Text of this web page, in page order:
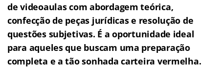
de videoaulas com abordagem teórica,
confecção de peças jurídicas e resolução de
questões subjetivas. É a oportunidade ideal
para aqueles que buscam uma preparação
completa e a tão sonhada carteira vermelha.